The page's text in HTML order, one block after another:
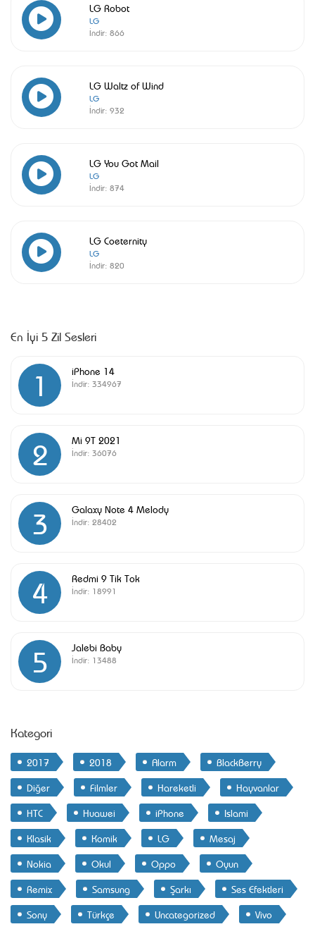
LG Robot
LG
İndir: 866
LG Waltz of Wind
LG
İndir: 932
LG You Got Mail
LG
İndir: 874
LG Coeternity
LG
İndir: 820
En İyi 5 Zil Sesleri
1 iPhone 14
İndir: 334967
2 Mi 9T 2021
İndir: 36076
3 Galaxy Note 4 Melody
İndir: 28402
4 Redmi 9 Tik Tok
İndir: 18991
5 Jalebi Baby
İndir: 13488
Kategori
2017 2018 Alarm
BlackBerry
Diğer
Filmler Hareketli
Hayvanlar
HTC
Huawei iPhone
Islami
Klasik
Komik LG
Mesaj
Nokia
Okul Oppo
Oyun
Remix
Samsung Şarkı
Ses Efektleri
Sony
Türkçe Uncategorized Vivo